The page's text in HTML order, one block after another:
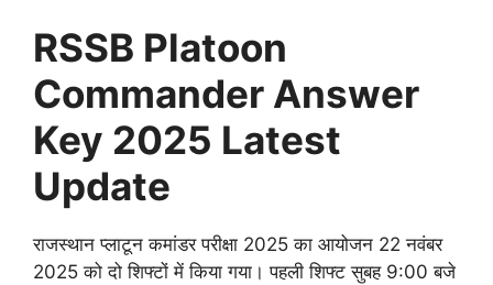
RSSB Platoon
Commander Answer
Key 2025 Latest
Update
राजस्थान प्लाटून कमांडर परीक्षा 2025 का आयोजन 22 नवंबर
2025 को दो शिफ्टों में किया गया। पहली शिफ्ट सुबह 9:00 बजे